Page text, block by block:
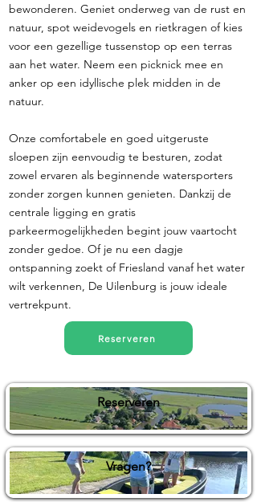
bewonderen. Geniet onderweg van de rust en
natuur, spot weidevogels en rietkragen of kies
voor een gezellige tussenstop op een terras
aan het water. Neem een picknick mee en
anker op een idyllische plek midden in de
natuur.
Onze comfortabele en goed uitgeruste
sloepen zijn eenvoudig te besturen, zodat
zowel ervaren als beginnende watersporters
zonder zorgen kunnen genieten. Dankzij de
centrale ligging en gratis
parkeermogelijkheden begint jouw vaartocht
zonder gedoe. Of je nu een dagje
ontspanning zoekt of Friesland vanaf het water
wilt verkennen, De Uilenburg is jouw ideale
vertrekpunt.
Reserveren
Reserveren
Vragen?